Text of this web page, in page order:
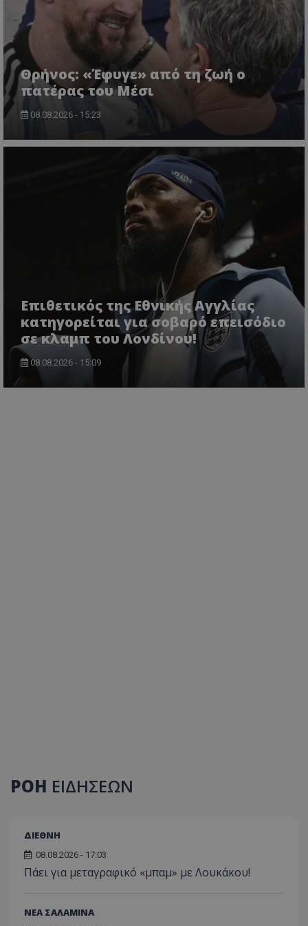
Θρήνος: «Έφυγε» από τη ζωή ο
πατέρας του Μέσι
08.08.2026 - 15:23
Επιθετικός της Εθνικής Αγγλίας
κατηγορείται για σοβαρό επεισόδιο
σε κλαμπ του Λονδίνου!
08.08.2026 - 15:09
ΡΟΗ ΕΙΔΗΣΕΩΝ
ΔΙΕΘΝΗ
08.08.2026 - 17:03
Πάει για μεταγραφικό «μπαμ» με Λουκάκου!
ΝΕΑ ΣΑΛΑΜΙΝΑ